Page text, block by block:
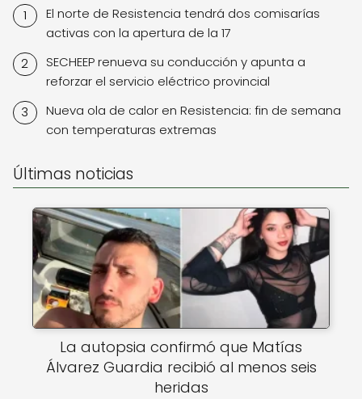
El norte de Resistencia tendrá dos comisarías
activas con la apertura de la 17
SECHEEP renueva su conducción y apunta a
reforzar el servicio eléctrico provincial
Nueva ola de calor en Resistencia: fin de semana
con temperaturas extremas
Últimas noticias
La autopsia confirmó que Matías
Álvarez Guardia recibió al menos seis
heridas